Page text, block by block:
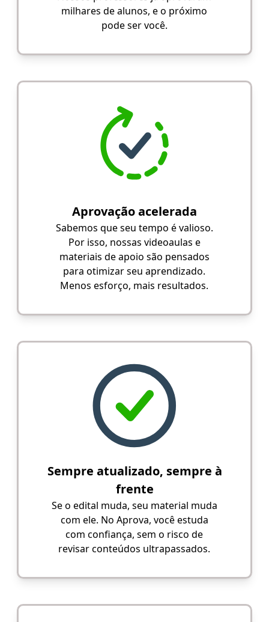
milhares de alunos, e o próximo
pode ser você.
Aprovação acelerada
Sabemos que seu tempo é valioso.
Por isso, nossas videoaulas e
materiais de apoio são pensados
para otimizar seu aprendizado.
Menos esforço, mais resultados.
Sempre atualizado, sempre à
frente
Se o edital muda, seu material muda
com ele. No Aprova, você estuda
com confiança, sem o risco de
revisar conteúdos ultrapassados.